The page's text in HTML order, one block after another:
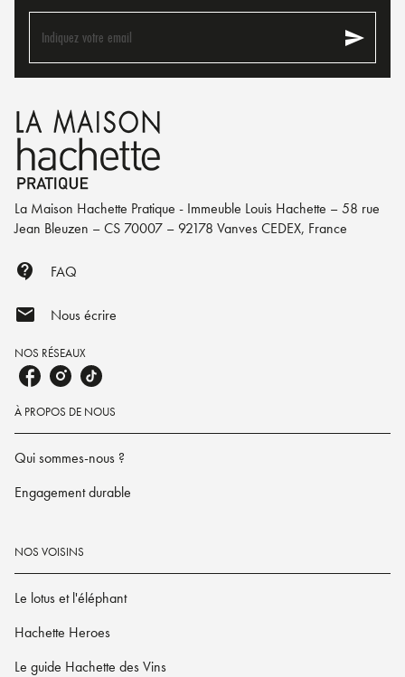
Indiquez votre email send
La Maison Hachette Pratique - Immeuble Louis Hachette – 58 rue
Jean Bleuzen – CS 70007 – 92178 Vanves CEDEX, France
contact_support FAQ
mail Nous écrire
NOS RÉSEAUX
À PROPOS DE NOUS
Qui sommes-nous ?
Engagement durable
NOS VOISINS
Le lotus et l'éléphant
Hachette Heroes
Le guide Hachette des Vins